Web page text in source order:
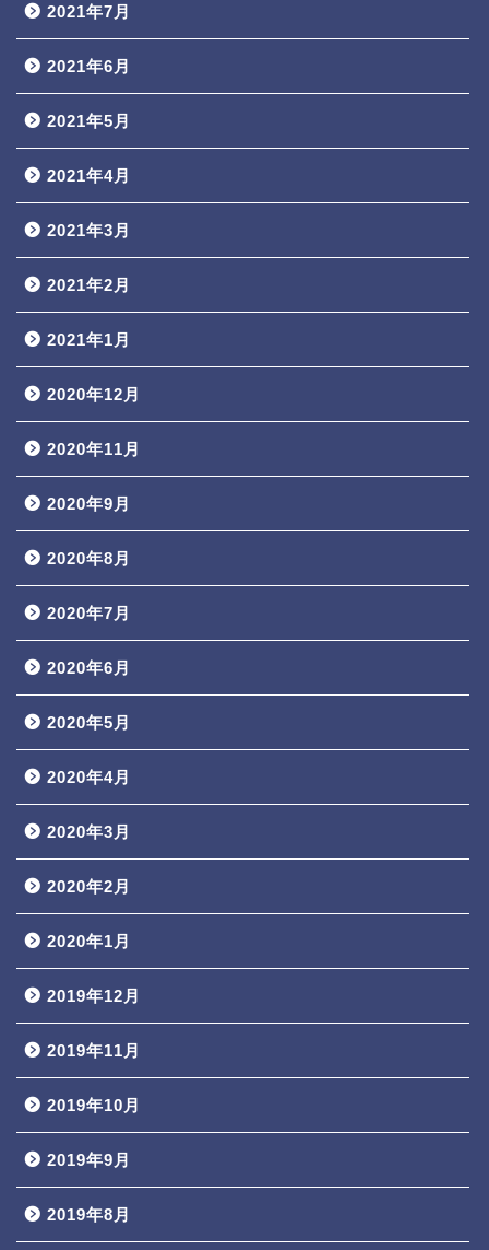
2021年7月
2021年6月
2021年5月
2021年4月
2021年3月
2021年2月
2021年1月
2020年12月
2020年11月
2020年9月
2020年8月
2020年7月
2020年6月
2020年5月
2020年4月
2020年3月
2020年2月
2020年1月
2019年12月
2019年11月
2019年10月
2019年9月
2019年8月